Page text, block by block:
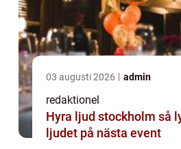
03 augusti 2026 admin
redaktionel
Hyra ljud stockholm så lyckas du med
ljudet på nästa event